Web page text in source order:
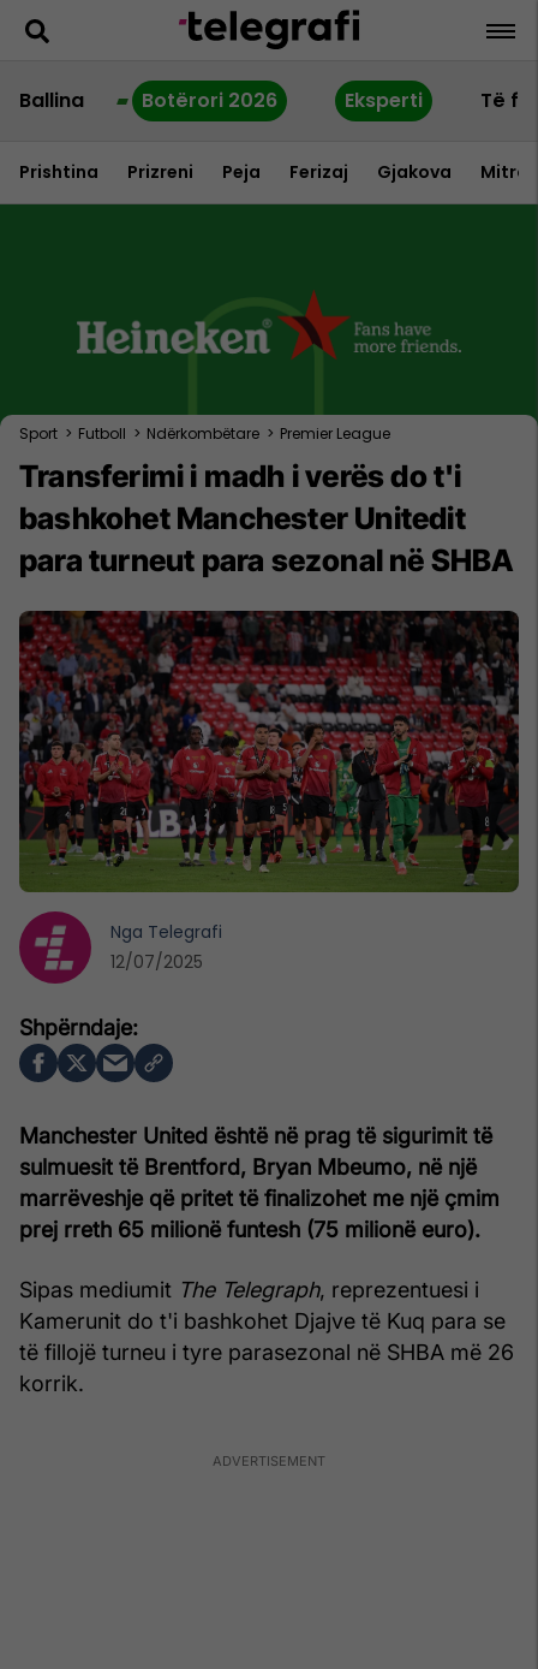
Ballina Botërori 2026 Eksperti Të
Prishtina Prizreni Peja Ferizaj Gjakova
Sport > Futboll > Ndërkombëtare > Premier League
Transferimi i madh i verës do t'i
bashkohet Manchester Unitedit
para turneut para sezonal në SHBA
Manchester United është në prag të sigurimit të
sulmuesit të Brentford, Bryan Mbeumo, në një
marrëveshje që pritet të finalizohet me një çmim
prej rreth 65 milionë funtesh (75 milionë euro).
Sipas mediumit The Telegraph, reprezentuesi i
Kamerunit do t'i bashkohet Djajve të Kuq para se
të fillojë turneu i tyre parasezonal në SHBA më 26
korrik.
Nga Telegrafi
12/07/2025